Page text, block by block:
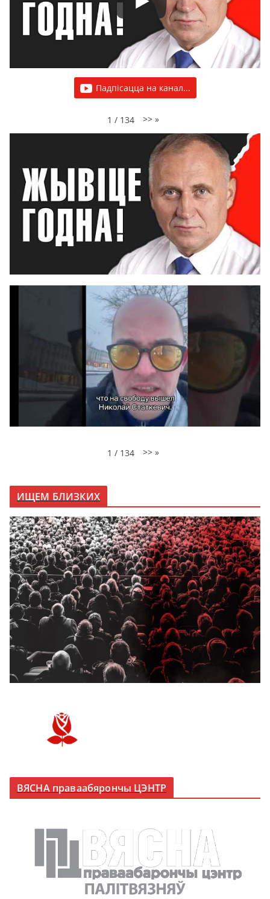
Падпісацца на канал...
1 / 134 >> »
1 / 134 >> »
ИЩЕМ БЛИЗКИХ
ВЯСНА праваабярончы ЦЭНТР